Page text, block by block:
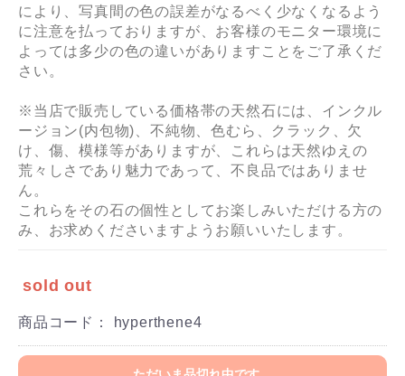
により、写真間の色の誤差がなるべく少なくなるよう
に注意を払っておりますが、お客様のモニター環境に
よっては多少の色の違いがありますことをご了承くだ
さい。
※当店で販売している価格帯の天然石には、インクル
ージョン(内包物)、不純物、色むら、クラック、欠
け、傷、模様等がありますが、これらは天然ゆえの
荒々しさであり魅力であって、不良品ではありませ
ん。
これらをその石の個性としてお楽しみいただける方の
み、お求めくださいますようお願いいたします。
sold out
商品コード： hyperthene4